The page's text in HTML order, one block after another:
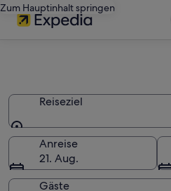
Zum Hauptinhalt springen
Reiseziel
Reiseziel
Anreise
21. Aug.
Gäste